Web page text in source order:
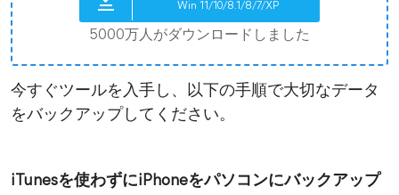
Win 11/10/8.1/8/7/XP
5000万人がダウンロードしました
今すぐツールを入手し、以下の手順で大切なデータ
をバックアップしてください。
iTunesを使わずにiPhoneをパソコンにバックアップ